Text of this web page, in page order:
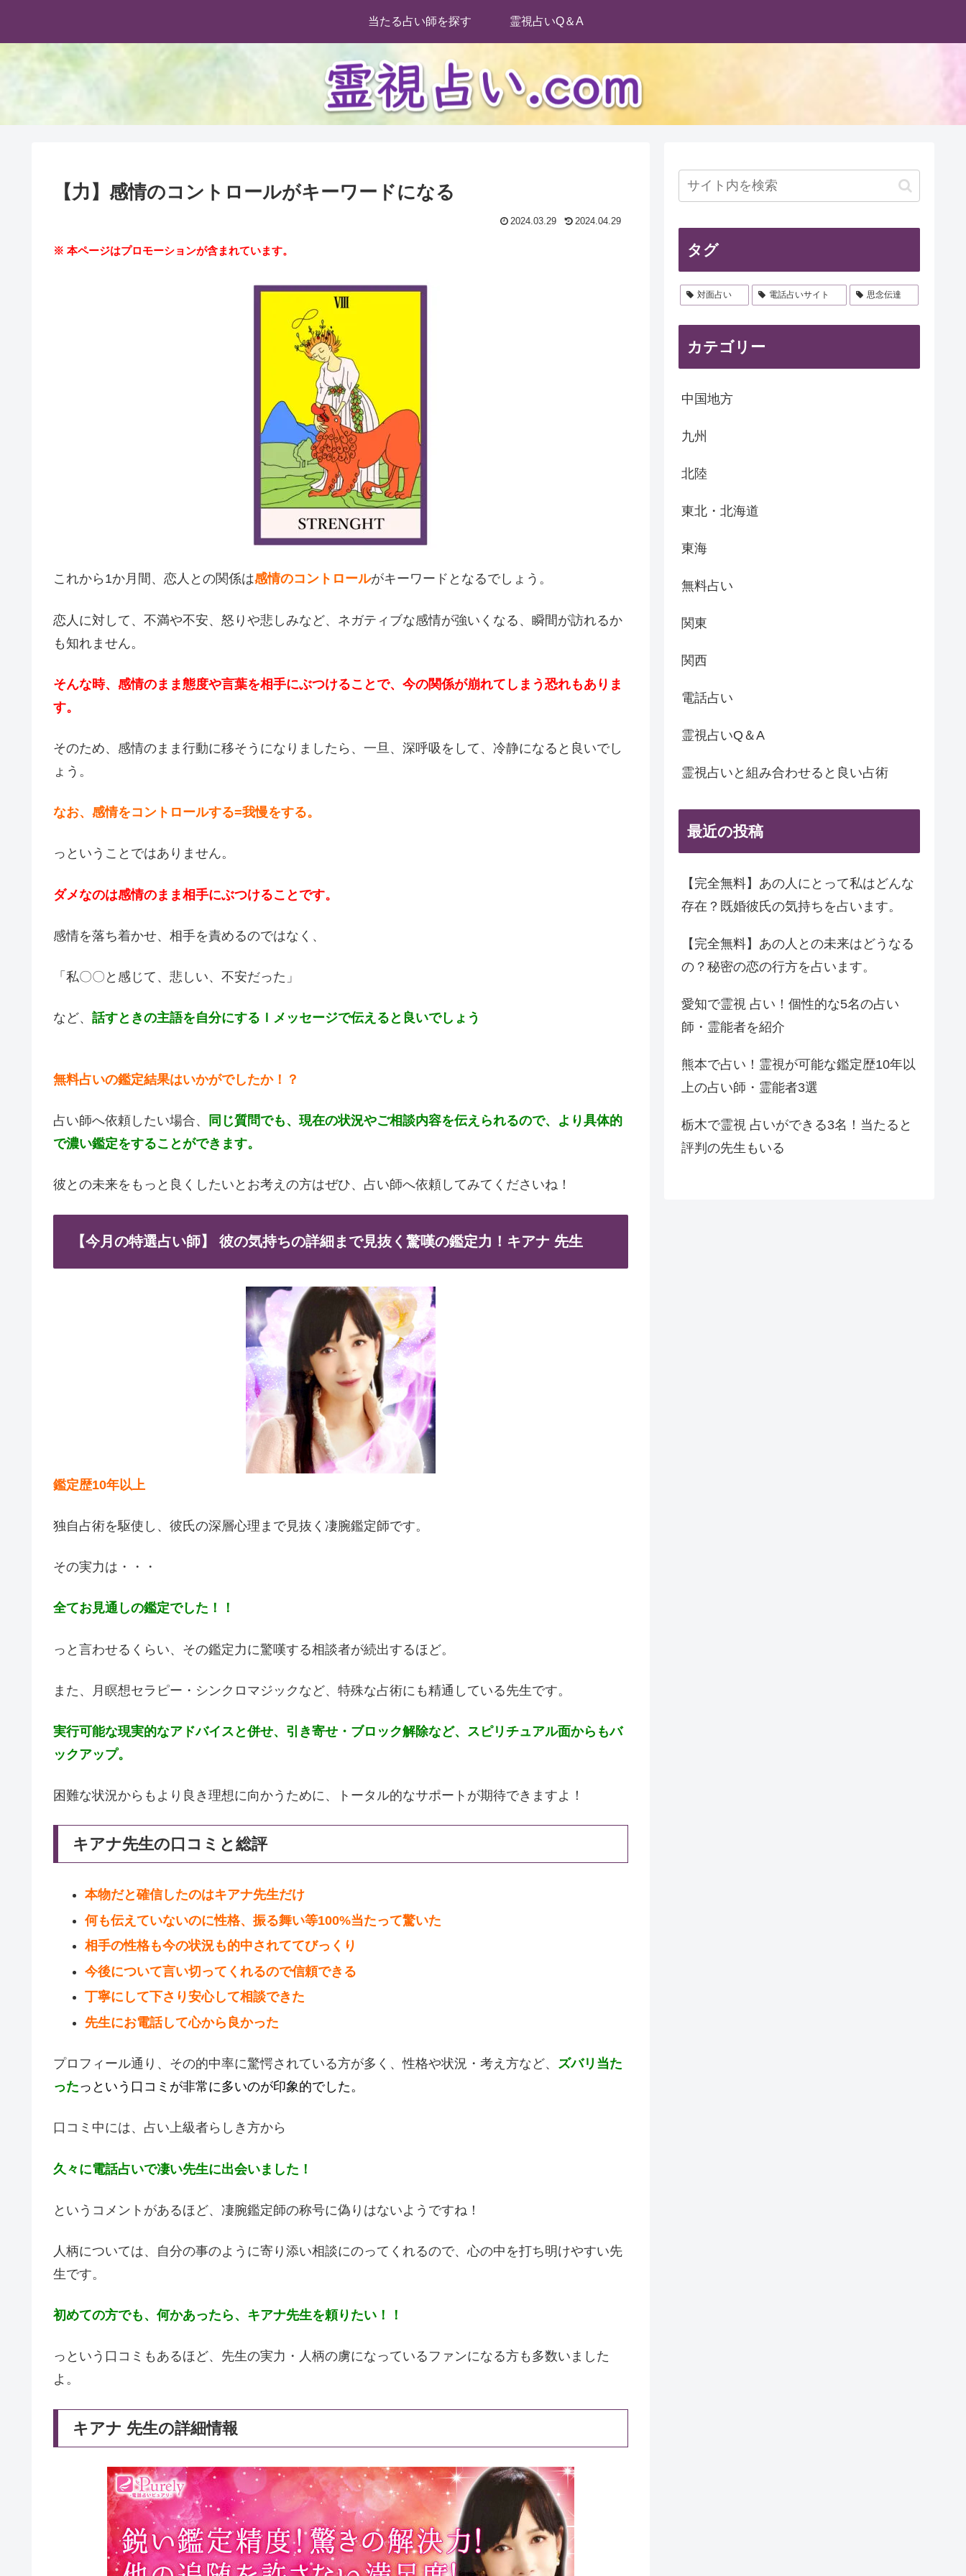
当たる占い師を探す 霊視占いQ＆A
【力】感情のコントロールがキーワードになる
2024.03.29 2024.04.29
※ 本ページはプロモーションが含まれています。
これから1か月間、恋人との関係は感情のコントロールがキーワードとなるでしょう。
恋人に対して、不満や不安、怒りや悲しみなど、ネガティブな感情が強いくなる、瞬間が訪れるか
も知れません。
そんな時、感情のまま態度や言葉を相手にぶつけることで、今の関係が崩れてしまう恐れもありま
す。
そのため、感情のまま行動に移そうになりましたら、一旦、深呼吸をして、冷静になると良いでし
ょう。
なお、感情をコントロールする=我慢をする。
っということではありません。
ダメなのは感情のまま相手にぶつけることです。
感情を落ち着かせ、相手を責めるのではなく、
「私〇〇と感じて、悲しい、不安だった」
など、 話すときの主語を自分にするＩメッセージで伝えると良いでしょう
無料占いの鑑定結果はいかがでしたか！？
占い師へ依頼したい場合、
同じ質問でも、現在の状況やご相談内容を伝えられるので、より具体的
で濃い鑑定をすることができます。
彼との未来をもっと良くしたいとお考えの方はぜひ、占い師へ依頼してみてくださいね！
【今月の特選占い師】 彼の気持ちの詳細まで見抜く驚嘆の鑑定力！キアナ 先生
鑑定歴10年以上
独自占術を駆使し、彼氏の深層心理まで見抜く凄腕鑑定師です。
その実力は・・・
全てお見通しの鑑定でした！！
っと言わせるくらい、その鑑定力に驚嘆する相談者が続出するほど。
また、月瞑想セラピー・シンクロマジックなど、特殊な占術にも精通している先生です。
実行可能な現実的なアドバイスと併せ、引き寄せ・ブロック解除など、スピリチュアル面からもバ
ックアップ。
困難な状況からもより良き理想に向かうために、トータル的なサポートが期待できますよ！
キアナ先生の口コミと総評
本物だと確信したのはキアナ先生だけ
何も伝えていないのに性格、振る舞い等100%当たって驚いた
相手の性格も今の状況も的中されててびっくり
今後について言い切ってくれるので信頼できる
丁寧にして下さり安心して相談できた
先生にお電話して心から良かった
プロフィール通り、その的中率に驚愕されている方が多く、性格や状況・考え方など、 ズバリ当た
ったっという口コミが非常に多いのが印象的でした。
口コミ中には、占い上級者らしき方から
久々に電話占いで凄い先生に出会いました！
というコメントがあるほど、凄腕鑑定師の称号に偽りはないようですね！
人柄については、自分の事のように寄り添い相談にのってくれるので、心の中を打ち明けやすい先
生です。
初めての方でも、何かあったら、キアナ先生を頼りたい！！
っという口コミもあるほど、先生の実力・人柄の虜になっているファンになる方も多数いました
よ。
キアナ 先生の詳細情報
タグ
対面占い 電話占いサイト 思念伝達
カテゴリー
中国地方
九州
北陸
東北・北海道
東海
無料占い
関東
関西
電話占い
霊視占いQ＆A
霊視占いと組み合わせると良い占術
最近の投稿
【完全無料】あの人にとって私はどんな
存在？既婚彼氏の気持ちを占います。
【完全無料】あの人との未来はどうなる
の？秘密の恋の行方を占います。
愛知で霊視 占い！個性的な5名の占い
師・霊能者を紹介
熊本で占い！霊視が可能な鑑定歴10年以
上の占い師・霊能者3選
栃木で霊視 占いができる3名！当たると
評判の先生もいる